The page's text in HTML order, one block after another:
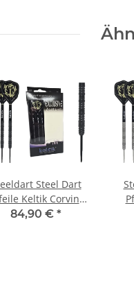
Steel Dart
Keltik Corvin
- 90% Tungsten
84,90 € *